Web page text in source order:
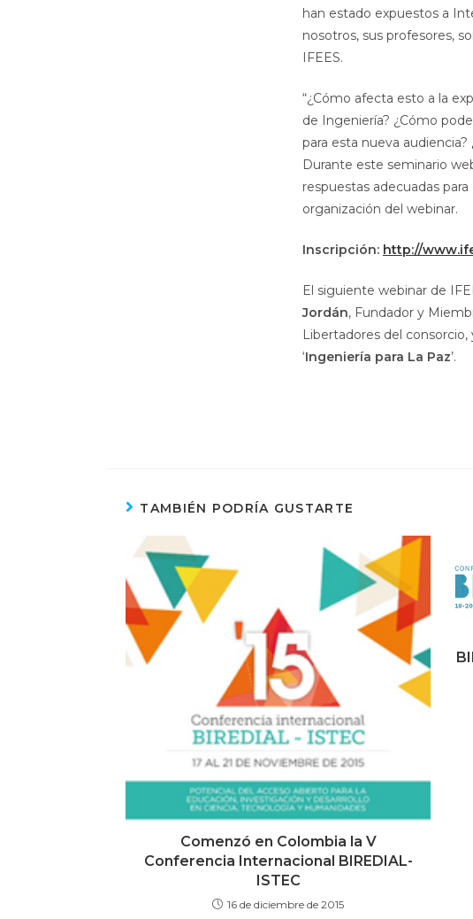
han estado expuestos a
nosotros, sus profesores,
IFEES.
“¿Cómo afecta esto a la
de Ingeniería? ¿Cómo
para esta nueva
Durante este seminario
respuestas adecuadas
organización del webinar.
Inscripción: http://
El siguiente webinar de
Jordán, Fundador y
Libertadores del
‘Ingeniería para La Paz’.
TAMBIÉN PODRÍA GUSTARTE
Comenzó en Colombia la V
Conferencia Internacional BIREDIAL-
ISTEC
16 de diciembre de 2015